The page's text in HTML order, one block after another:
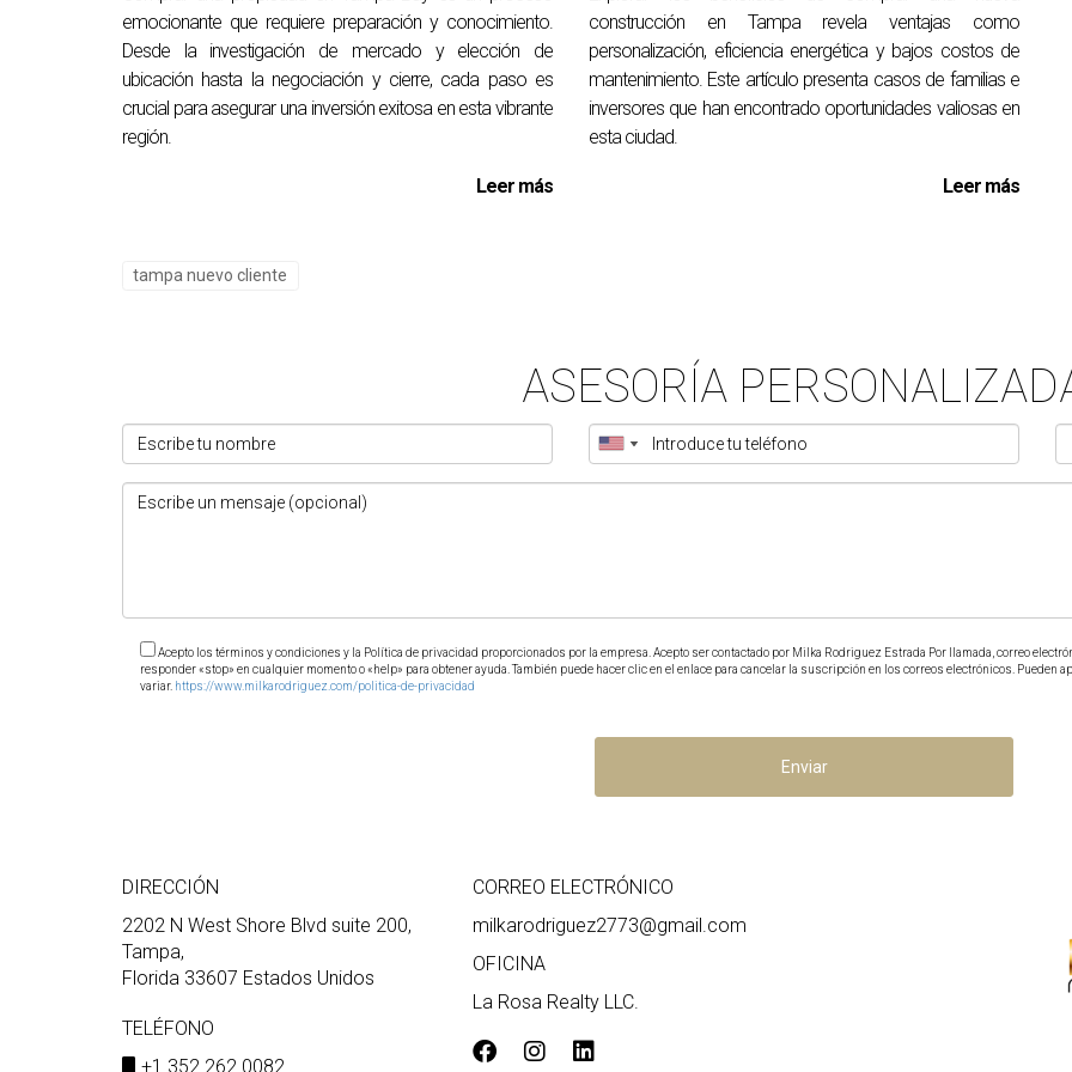
¿Cómo puedo financiar mi compra?
Puedes optar por hipotecas tradicionales, préstamos FHA o financiamiento privado. Cada opción tiene sus
Milka Rodriguez Estrada es una experta confiable en el mercado inmobiliario de Tampa Bay. Si deseas más
en ponerte en contacto conmigo al 13522620082.
emocionante que requiere preparación y conocimiento.
Desde la investigación de mercado y elección de
ubicación hasta la negociación y cierre, cada paso es
crucial para asegurar una inversión exitosa en esta vibrante
región.
Leer más
construcción en Tampa revela ventajas como
personalización, eficiencia energética y bajos costos de
mantenimiento. Este artículo presenta casos de familias e
inversores que han encontrado oportunidades valiosas en
esta ciudad.
Leer más
tampa nuevo cliente
ASESORÍA
Acepto los términos y condiciones y la Política de privacidad proporcionados por la empresa. Acepto ser contactado por Milka Rodriguez Estrada Por llamada, correo
responder «stop» en cualquier momento o «help» para obtener ayuda. También puede hacer clic en el enlace para cancelar la suscripción en los correos electrónicos.
variar. https://www.milkarodriguez.com/politica-de-privacidad
Enviar
DIRECCIÓN
2202 N West Shore Blvd suite 200,
Tampa,
Florida 33607 Estados Unidos
TELÉFONO
+1 352 262 0082
CORREO ELECTRÓNICO
milkarodriguez2773@gmail.com
OFICINA
La Rosa Realty LLC.